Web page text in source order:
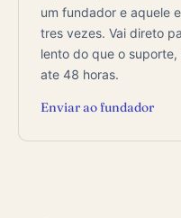
um fundador e aquele
tres vezes. Vai direto
lento do que o
ate 48 horas.
Enviar ao fundador